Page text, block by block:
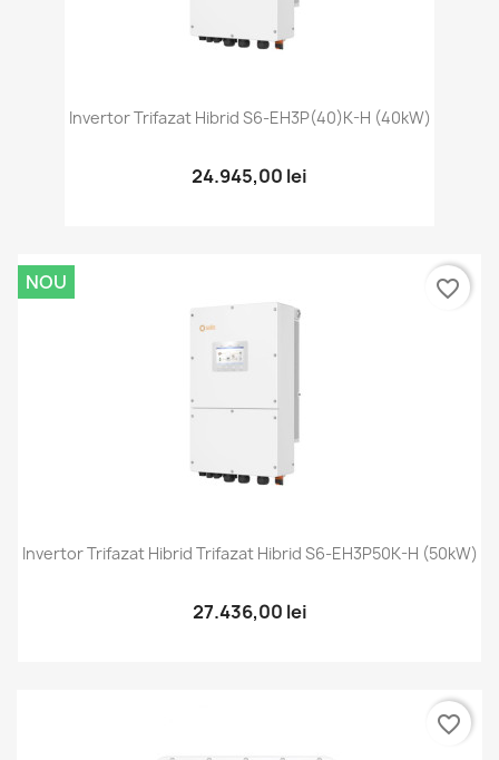
Invertor Trifazat Hibrid S6-EH3P(40)K-H (40kW)
24.945,00 lei
Invertor Trifazat Hibrid Trifazat Hibrid S6-EH3P50K-H (50kW)
27.436,00 lei
NOU favorite_border
favorite_border